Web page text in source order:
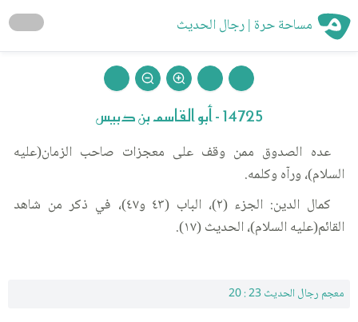
مساحة حرة | رجال الحديث
14725 - أبو القاسم بن دبيس
عده الصدوق ممن وقف على معجزات صاحب الزمان(عليه
السلام)، ورآه وكلمه.
كمال الدين: الجزء (٢)، الباب (٤٣ و٤٧)، في ذكر من شاهد
القائم(عليه السلام)، الحديث (١٧).
معجم رجال الحديث 23 : 20